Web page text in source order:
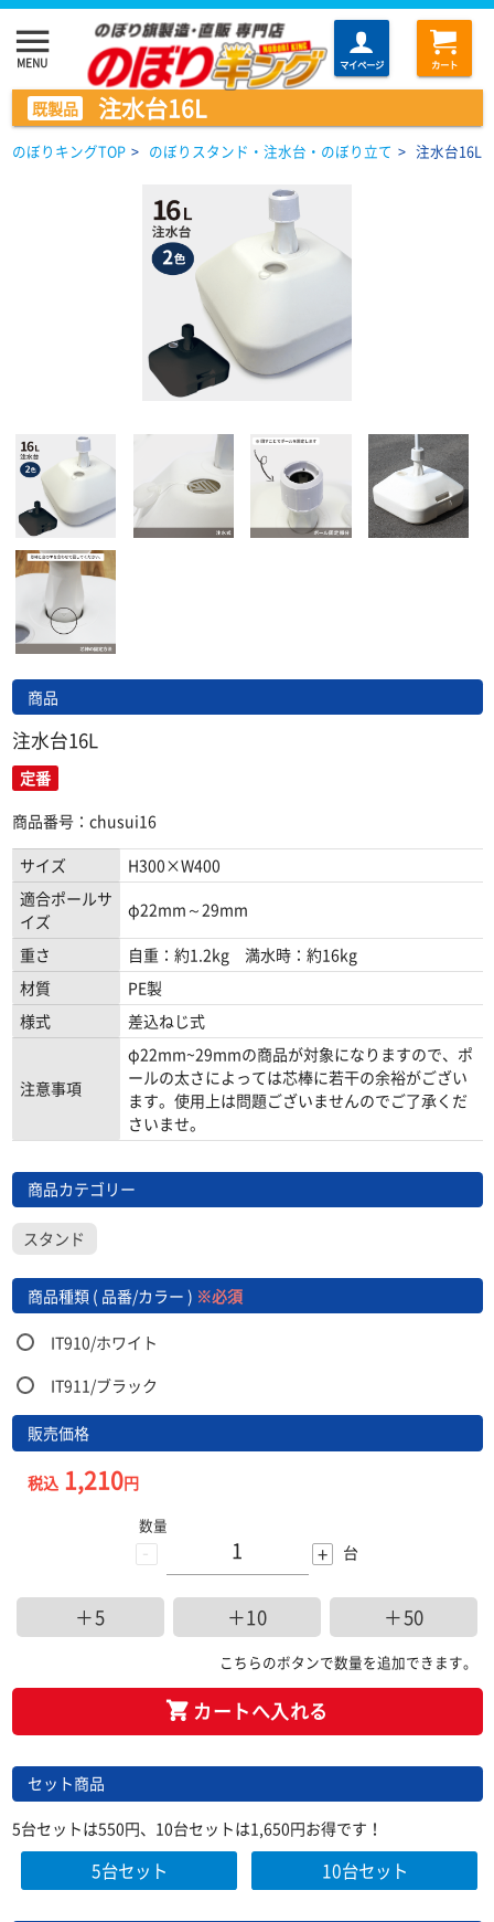
menu
MENU マイページ カート
既製品 注水台16L
のぼりキングTOP > のぼりスタンド・注水台・のぼり立て > 注水台16L
商品
注水台16L
定番
商品番号：chusui16
サイズ
H300×W400
適合ポールサ
イズ
φ22mm～29mm
重さ
自重：約1.2kg 満水時：約16kg
材質
PE製
様式
差込ねじ式
注意事項
φ22mm~29mmの商品が対象になりますので、ポ
ールの太さによっては芯棒に若干の余裕がござい
ます。使用上は問題ございませんのでご了承くだ
さいませ。
商品カテゴリー
スタンド
商品種類 ( 品番/カラー ) ※必須
IT910/ホワイト
IT911/ブラック
販売価格
税込1,210円
-
数量
+ 台
＋5 ＋10 ＋50
こちらのボタンで数量を追加できます。
カートへ入れる
セット商品
5台セットは550円、10台セットは1,650円お得です！
5台セット 10台セット